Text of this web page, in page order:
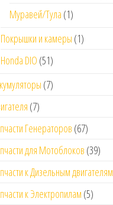
Муравей/Тула (1)
Покрышки и камеры (1)
Honda DIO (51)
(7)
(7)
Генераторов (67)
для Мотоблоков (39)
к Дизельным
к Электропилам (5)